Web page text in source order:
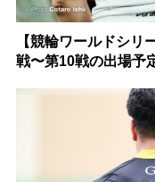
【競輪ワールドシリ
戦〜第10戦の出場予